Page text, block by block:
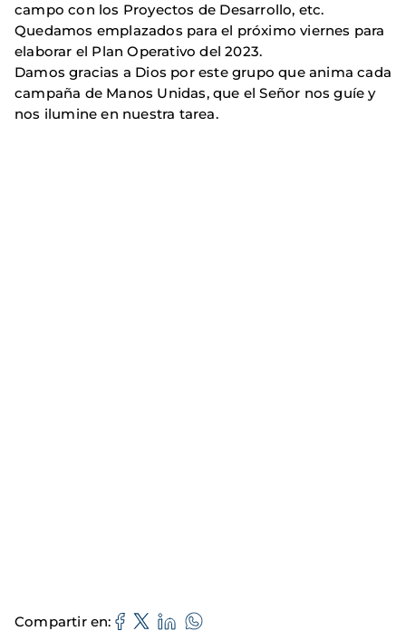
campo con los Proyectos de Desarrollo, etc.
Quedamos emplazados para el próximo viernes para
elaborar el Plan Operativo del 2023.
Damos gracias a Dios por este grupo que anima cada
campaña de Manos Unidas, que el Señor nos guíe y
nos ilumine en nuestra tarea.
Compartir en